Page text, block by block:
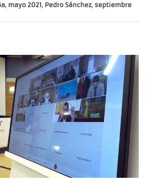
, mayo 2021, Pedro Sánchez, septiembre